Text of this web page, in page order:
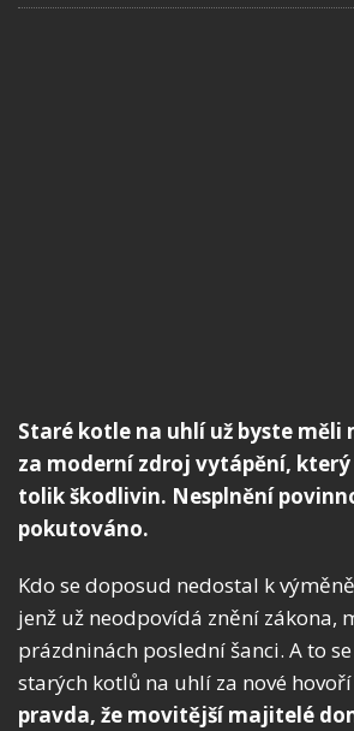
Staré kotle na uhlí už byste měli
za moderní zdroj vytápění,
tolik škodlivin. Nesplnění
pokutováno.
Kdo se doposud nedostal k
jenž už neodpovídá znění zákona,
prázdninách poslední šanci. A to
starých kotlů na uhlí za nové
pravda, že movitější majitelé